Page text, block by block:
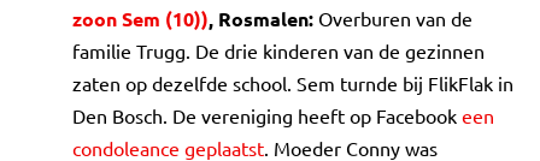
zoon Sem (10)), Rosmalen: Overburen van de
familie Trugg. De drie kinderen van de gezinnen
zaten op dezelfde school. Sem turnde bij FlikFlak in
Den Bosch. De vereniging heeft op Facebook een
condoleance geplaatst. Moeder Conny was